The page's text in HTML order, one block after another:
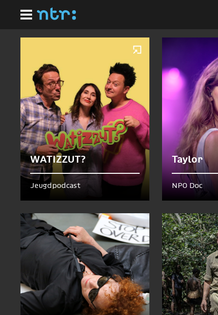
hoofdinhoud
Homepagina
Nu te zien en te horen
WATIZZUT?
Jeugdpodcast
Taylor
NPO Doc